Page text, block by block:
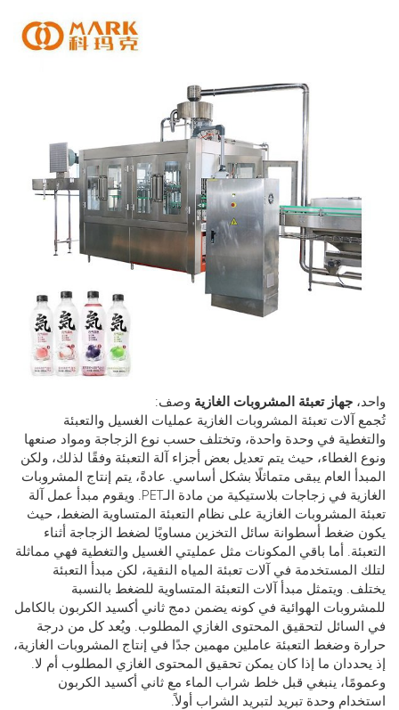
جهاز تعبئة المشروبات الغازية وصف:
تعبئة المشروبات الغازية عمليات الغسيل والتعبئة
في وحدة واحدة، وتختلف حسب نوع الزجاجة ومواد صنعها
حيث يتم تعديل بعض أجزاء آلة التعبئة وفقًا لذلك، ولكن
العام يبقى متماثلًا بشكل أساسي. عادةً، يتم إنتاج المشروبات
الغازية في زجاجات بلاستيكية من مادة الـPET. ويقوم مبدأ عمل آلة
المشروبات الغازية على نظام التعبئة المتساوية الضغط، حيث
ضغط أسطوانة سائل التخزين مساويًا لضغط الزجاجة أثناء
أما باقي المكونات مثل عمليتي الغسيل والتغطية فهي مماثلة
في آلات تعبئة المياه النقية، لكن مبدأ التعبئة
ويتمثل مبدأ آلات التعبئة المتساوية للضغط بالنسبة
الهوائية في كونه يضمن دمج ثاني أكسيد الكربون بالكامل
لتحقيق المحتوى الغازي المطلوب. ويُعد كل من درجة
وضغط التعبئة عاملين مهمين جدًا في إنتاج المشروبات الغازية،
ما إذا كان يمكن تحقيق المحتوى الغازي المطلوب أم لا.
ينبغي قبل خلط شراب الماء مع ثاني أكسيد الكربون
وحدة تبريد لتبريد الشراب أولاً.